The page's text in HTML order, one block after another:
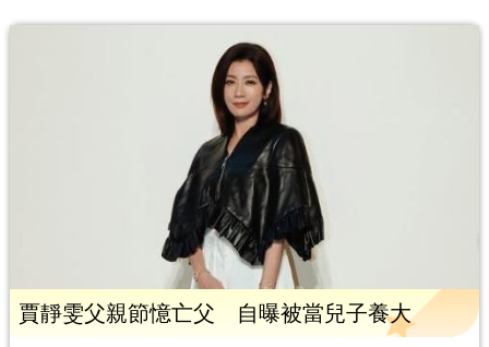
賈靜雯父親節憶亡父 自曝被當兒子養大